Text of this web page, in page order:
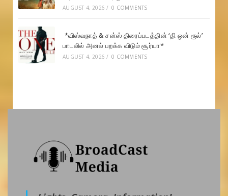
AUGUST 4, 2026 / 0 COMMENTS
*விஸ்வநாத் & சன்ஸ் திரைப்படத்தின் ‘தி ஒன் ரூல்’
பாடலில் அனல் பறக்க விடும் சூர்யா*
AUGUST 4, 2026 / 0 COMMENTS